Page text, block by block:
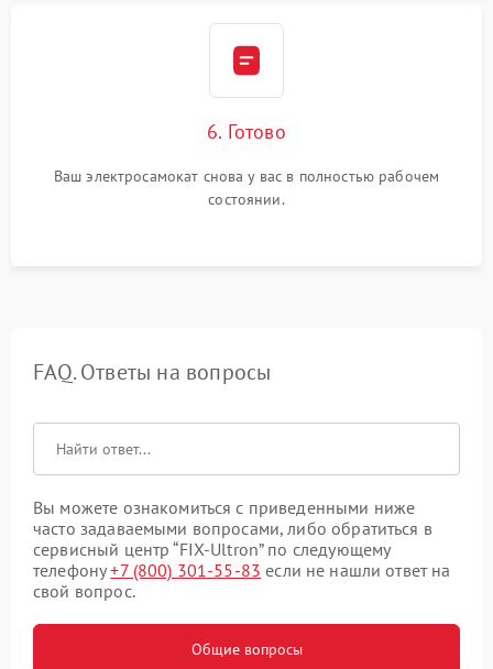
6. Готово
Ваш электросамокат снова у вас в полностью рабочем
состоянии.
FAQ. Ответы на вопросы
Вы можете ознакомиться с приведенными ниже
часто задаваемыми вопросами, либо обратиться в
сервисный центр “FIX-Ultron” по следующему
телефону+7 (800) 301-55-83 если не нашли ответ на
свой вопрос.
Общие вопросы